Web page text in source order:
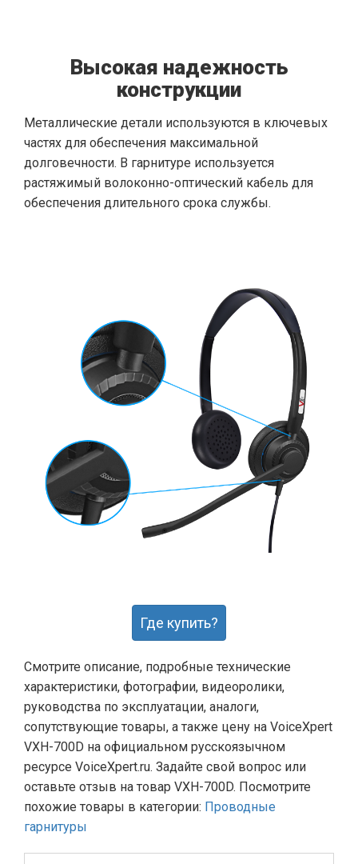
Высокая надежность
конструкции
Металлические детали используются в ключевых
частях для обеспечения максимальной
долговечности. В гарнитуре используется
растяжимый волоконно-оптический кабель для
обеспечения длительного срока службы.
Где купить?
Смотрите описание, подробные технические
характеристики, фотографии, видеоролики,
руководства по эксплуатации, аналоги,
сопутствующие товары, а также цену на VoiceXpert
VXH-700D на официальном русскоязычном
ресурсе VoiceXpert.ru. Задайте свой вопрос или
оставьте отзыв на товар VXH-700D. Посмотрите
похожие товары в категории: Проводные
гарнитуры